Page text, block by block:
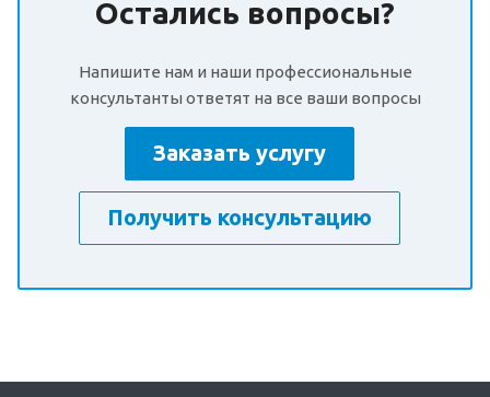
Остались вопросы?
Напишите нам и наши профессиональные
консультанты ответят на все ваши вопросы
Заказать услугу
Получить консультацию